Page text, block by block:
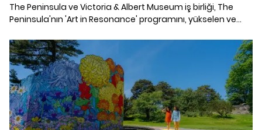
The Peninsula ve Victoria & Albert Museum iş birliği, The
Peninsula'nın 'Art in Resonance' programını, yükselen ve
üzere iki kurumu bir araya getiren yenilikçi bir ortaklıkla
güçlendiriyor.